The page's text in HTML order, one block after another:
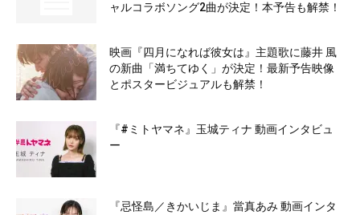
ャルコラボソング2曲が決定！本予告も解禁！
映画『四月になれば彼女は』主題歌に藤井 風
の新曲「満ちてゆく」が決定！最新予告映像
とポスタービジュアルも解禁！
『#ミトヤマネ』玉城ティナ 動画インタビュ
ー
『忌怪島／きかいじま』當真あみ 動画インタ